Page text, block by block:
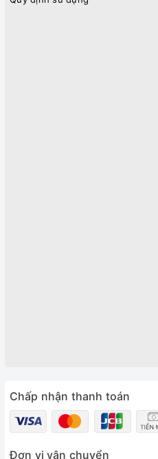
Chấp nhận thanh toán
Đơn vị vận chuyển